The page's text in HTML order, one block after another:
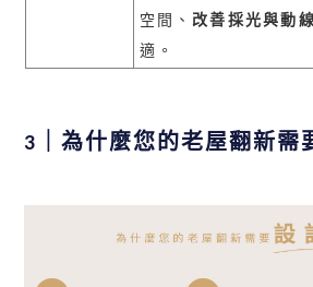
空間、 改善採光與動線
適。
3｜為什麼您的老屋翻新需